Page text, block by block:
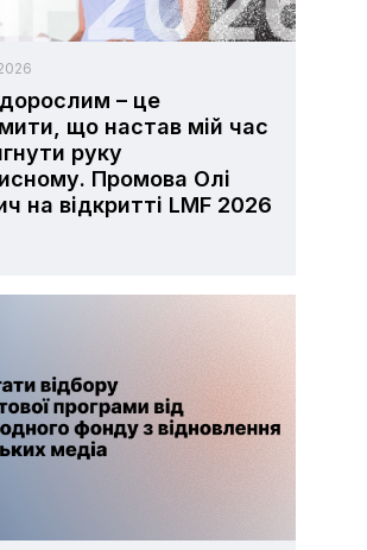
– це
що настав мій час
руку
Промова Олі
на відкритті LMF 2026